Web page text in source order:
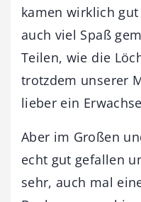
kamen wirklich
auch viel Spaß
Teilen, wie die
trotzdem unserer
lieber ein
Aber im Großen
echt gut gefallen
sehr, auch mal